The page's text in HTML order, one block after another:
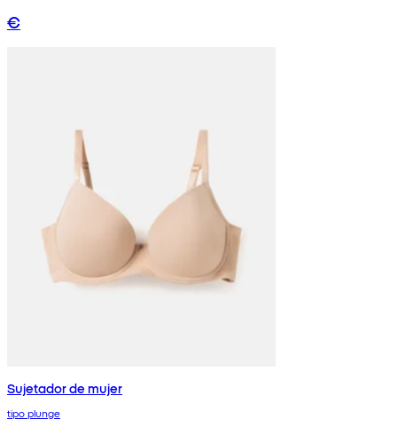
€
Sujetador de mujer
tipo plunge